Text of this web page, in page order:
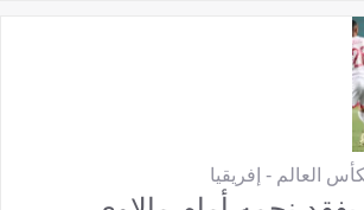
العالم - إفريقيا